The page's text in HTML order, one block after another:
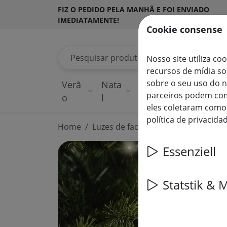
FIZ O PEDIDO PELA MANHÃ E FOI ENVIADO
IMEDIATAMENTE!
Verã
o
Nata
l
Luzes de
fadas
Home Luzes de fadas
Cookie consense
Nosso site utiliza
recursos de mídia
sobre o seu uso do
parceiros podem
eles coletaram
política de
Essenziell
Statstik &